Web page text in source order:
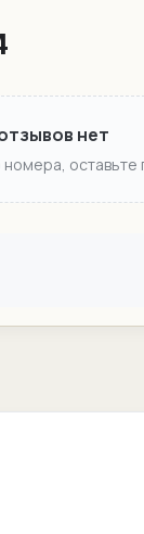
нет
оставьте